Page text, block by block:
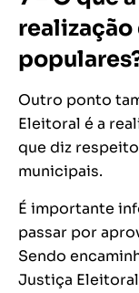
Outro ponto
Eleitoral é a
que diz
municipais.
É importante
passar por
Sendo
Justiça